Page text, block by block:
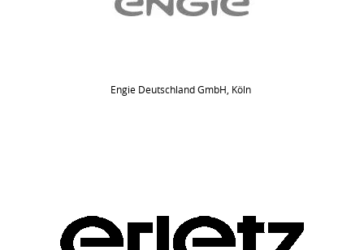
Engie Deutschland GmbH, Köln